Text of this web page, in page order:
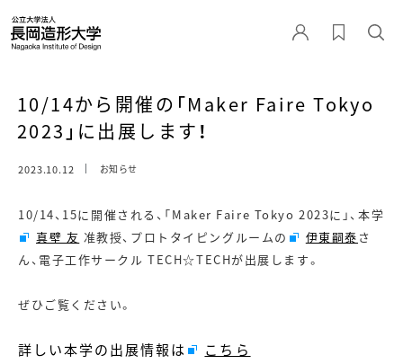
10/14から開催の「Maker Faire Tokyo
2023」に出展します！
2023.10.12 お知らせ
10/14、15に開催される、「Maker Faire Tokyo 2023に」、本学
真壁 友 准教授、プロトタイピングルームの 伊東嗣泰 さ
ん、電子工作サークル TECH☆TECHが出展します。
ぜひご覧ください。
詳しい本学の出展情報は こちら